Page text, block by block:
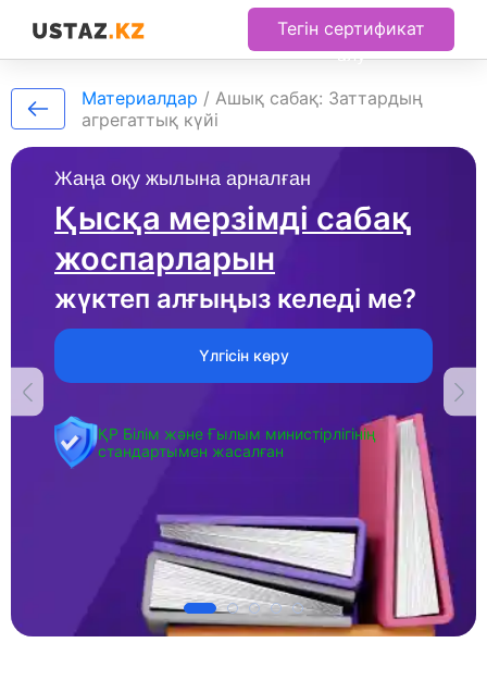
Тегін сертификат
алу
Жаңа оқу жылына арналған
Қысқа мерзімді сабақ
жоспарларын
жүктеп алғыңыз келеді ме?
Үлгісін көру
ҚР Білім және Ғылым министірлігінің
стандартымен жасалған
Материалдар / Ашық сабақ: Заттардың
агрегаттық күйі